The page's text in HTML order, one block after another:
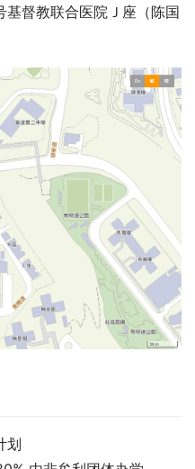
督教联合医院Ｊ座（陈国
划